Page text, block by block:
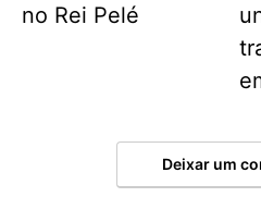
no Rei Pelé
Deixar um